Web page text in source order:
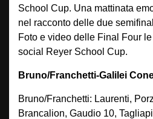
School Cup. Una mattinata
nel racconto delle due
Foto e video delle Final Four
social Reyer School Cup.
Bruno/Franchetti-Galilei
Bruno/Franchetti: Laurenti,
Brancalion, Gaudio 10,